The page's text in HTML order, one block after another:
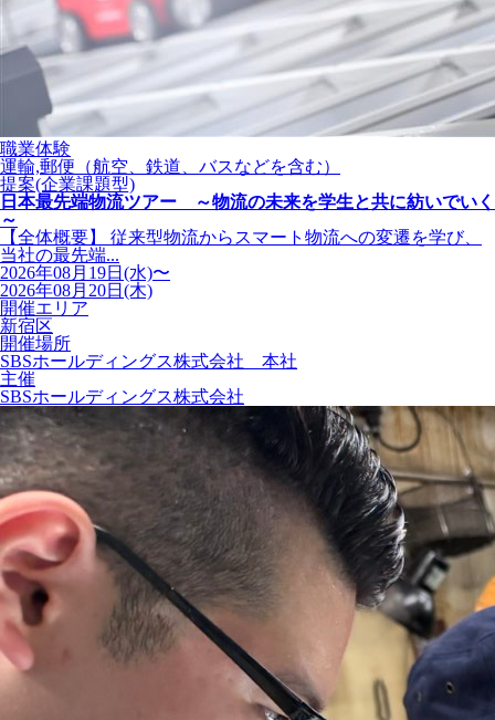
職業体験
運輸,郵便（航空、鉄道、バスなどを含む）
提案(企業課題型)
日本最先端物流ツアー ～物流の未来を学生と共に紡いでいく
～
【全体概要】 従来型物流からスマート物流への変遷を学び、
当社の最先端...
2026年08月19日(水)〜
2026年08月20日(木)
開催エリア
新宿区
開催場所
SBSホールディングス株式会社 本社
主催
SBSホールディングス株式会社